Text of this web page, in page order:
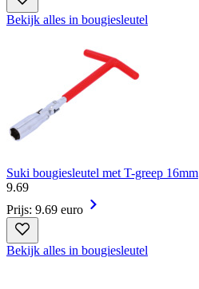
Bekijk alles in bougiesleutel
Suki bougiesleutel met T-greep 16mm
9.69
Prijs: 9.69 euro
Bekijk alles in bougiesleutel